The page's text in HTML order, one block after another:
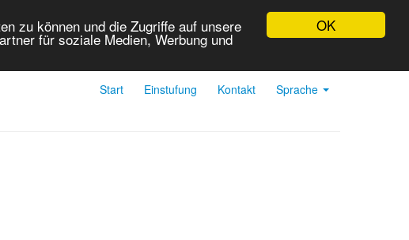
OK
zu können und die Zugriffe auf unsere
für soziale Medien, Werbung und
Start Einstufung Kontakt Sprache